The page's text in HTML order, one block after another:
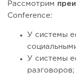
Рассмотрим
Conference:
У системы
У системы
разговоров;